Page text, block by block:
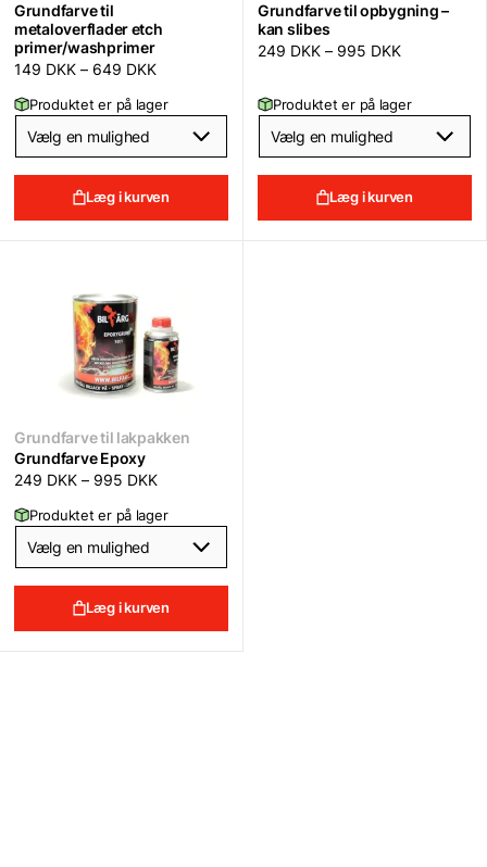
Grundfarve til
metaloverflader etch
primer/washprimer
149 DKK – 649 DKK
Produktet er på lager
Læg i kurven
Grundfarve til opbygning –
kan slibes
249 DKK – 995 DKK
Produktet er på lager
Læg i kurven
Grundfarve til lakpakken
Grundfarve Epoxy
249 DKK – 995 DKK
Produktet er på lager
Læg i kurven